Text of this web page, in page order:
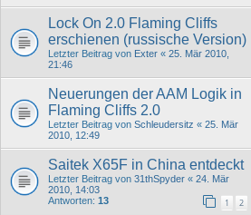
Lock On 2.0 Flaming Cliffs
erschienen (russische Version)
Letzter Beitrag von Exter « 25. Mär 2010,
21:46
Neuerungen der AAM Logik in
Flaming Cliffs 2.0
Letzter Beitrag von Schleudersitz « 25. Mär
2010, 12:49
Saitek X65F in China entdeckt
Letzter Beitrag von 31thSpyder « 24. Mär
2010, 14:03
Antworten: 13 1 2